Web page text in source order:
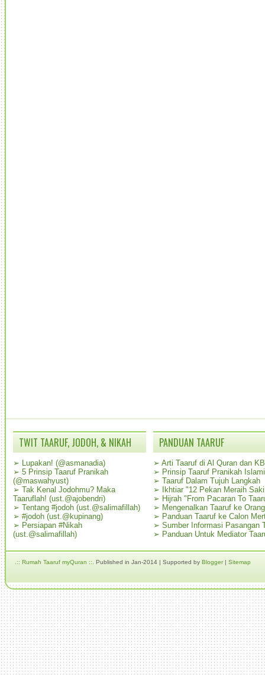
TWIT TAARUF, JODOH, & NIKAH
➢ Lupakan! (@asmanadia)
➢ 5 Prinsip Taaruf Pranikah
(@maswahyust)
➢ Tak Kenal Jodohmu? Maka
Taaruflah! (ust.@ajobendri)
➢ Tentang #jodoh (ust.@salimafillah)
➢ #jodoh (ust.@kupinang)
➢ Persiapan #Nikah
(ust.@salimafillah)
PANDUAN TAARUF
➢ Arti Taaruf di Al Quran dan
➢ Prinsip Taaruf Pranikah Islami
➢ Taaruf Dalam Tujuh Langkah
➢
Ikhtiar "12 Pekan Meraih
➢ Hijrah "From Pacaran To
➢ Mengenalkan Taaruf ke
➢ Panduan Taaruf ke Calon
➢ Sumber Informasi Pasangan
➢ Panduan Untuk Mediator
.:: Rumah Taaruf myQuran ::. Published in Jan-2014 | Supported by Blogger| Sitemap